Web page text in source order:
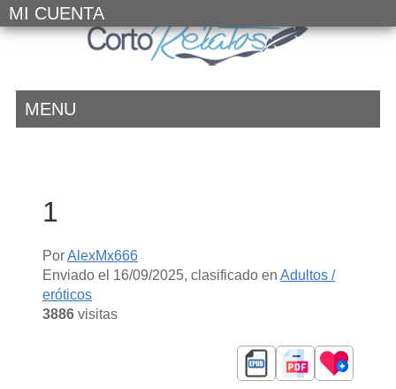
MI CUENTA
MENU
1
PorAlexMx666
Enviado el 16/09/2025, clasificado en Adultos /
eróticos
3886visitas